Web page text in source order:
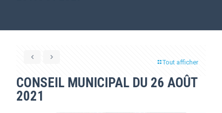
Tout afficher
CONSEIL MUNICIPAL DU 26 AOÛT
2021